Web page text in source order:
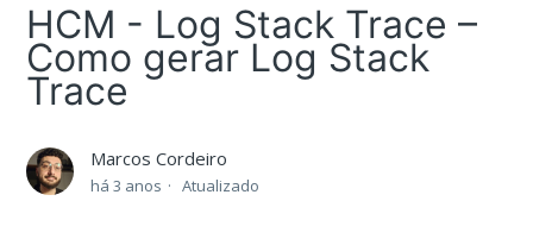
HCM - Log Stack Trace –
Como gerar Log Stack
Trace
Marcos Cordeiro
há 3 anos Atualizado